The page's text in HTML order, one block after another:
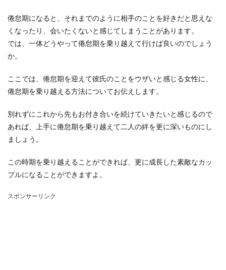
倦怠期になると、それまでのように相手のことを好きだと思えな
くなったり、会いたくないと感じてしまうことがあります。
では、一体どうやって倦怠期を乗り越えて行けば良いのでしょう
か。
ここでは、倦怠期を迎えて彼氏のことをウザいと感じる女性に、
倦怠期を乗り越える方法についてお伝えします。
別れずにこれから先もお付き合いを続けていきたいと感じるので
あれば、上手に倦怠期を乗り越えて二人の絆を更に深いものにし
ましょう。
この時期を乗り越えることができれば、更に成長した素敵なカッ
プルになることができますよ。
スポンサーリンク